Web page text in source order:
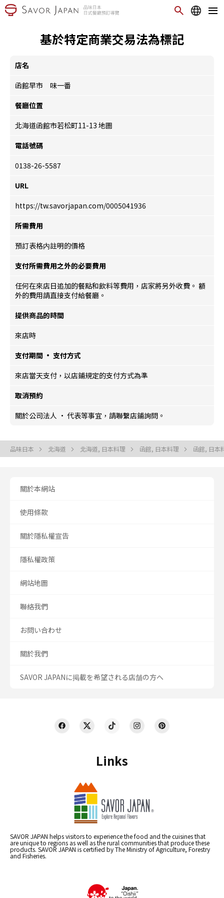
基於特定商業交易法為標記
店名
函館早市 味一番
餐廳位置
北海道函館市若松町11-13 地圖
電話號碼
0138-26-5587
URL
https://tw.savorjapan.com/0005041936
所需費用
預訂表格内註明的價格
支付所需費用之外的必要費用
任何在來店日追加的餐點和飲料等費用，店家將另外收費。 額
外的費用請直接支付給餐廳。
提供商品的時間
來店時
支付期間 · 支付方式
來店當天支付，以店鋪規定的支付方式為準
取消預約
關於公司法人 · 代表等事宜，請聯繫店鋪詢問。
品味日本 北海道 北海道, 日本料理 函館, 日本料理 函館, 日本
Links
SAVOR JAPAN helps visitors to experience the food and the cuisines that
are unique to regions as well as the rural communities that produce these
products. SAVOR JAPAN is certified by The Ministry of Agriculture, Forestry
and Fisheries.
關於本網站
使用條款
關於隱私權宣告
隱私權政策
網站地圖
聯絡我們
お問い合わせ
關於我們
SAVOR JAPANに掲載を希望される店舗の方へ